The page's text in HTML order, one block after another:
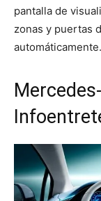
pantalla de
zonas y puertas
automáticamente.